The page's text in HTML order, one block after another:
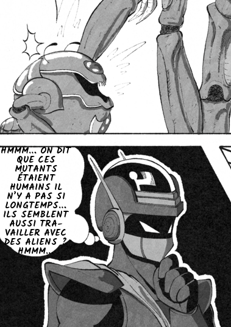
HMMM… ON DIT
QUE CES
MUTANTS
ÉTAIENT
HUMAINS IL
N’Y A PAS SI
LONG­TEMPS…
ILS SEMBLENT
AUSSI TRA­
VAIL­LER AVEC
DES ALIENS ?
HMMM…